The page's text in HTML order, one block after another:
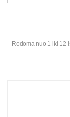
Rodoma nuo 1 iki 12